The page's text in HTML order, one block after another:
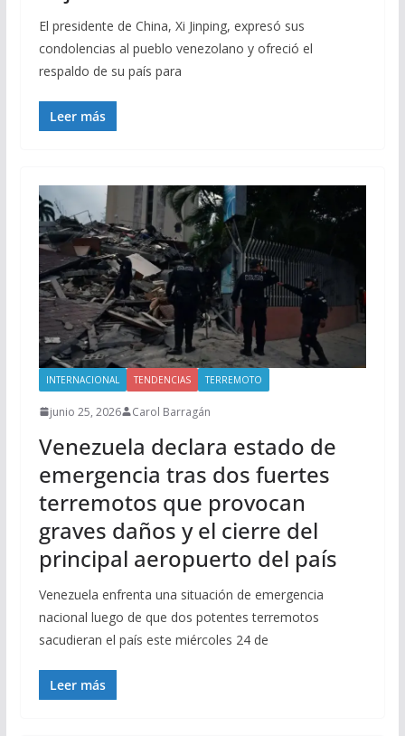
El presidente de China, Xi Jinping, expresó sus
condolencias al pueblo venezolano y ofreció el
respaldo de su país para
Leer más
INTERNACIONAL TENDENCIAS TERREMOTO
junio 25, 2026 Carol Barragán
Venezuela declara estado de
emergencia tras dos fuertes
terremotos que provocan
graves daños y el cierre del
principal aeropuerto del país
Venezuela enfrenta una situación de emergencia
nacional luego de que dos potentes terremotos
sacudieran el país este miércoles 24 de
Leer más